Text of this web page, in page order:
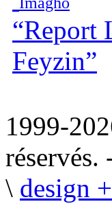
“Report
Feyzin”
1999-
réservés.
\ design